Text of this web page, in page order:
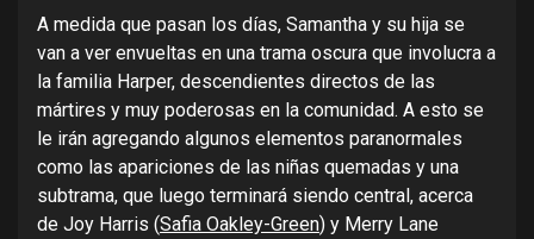
A medida que pasan los días, Samantha y su hija se
van a ver envueltas en una trama oscura que involucra a
la familia Harper, descendientes directos de las
mártires y muy poderosas en la comunidad. A esto se
le irán agregando algunos elementos paranormales
como las apariciones de las niñas quemadas y una
subtrama, que luego terminará siendo central, acerca
de Joy Harris (Safia Oakley-Green) y Merry Lane